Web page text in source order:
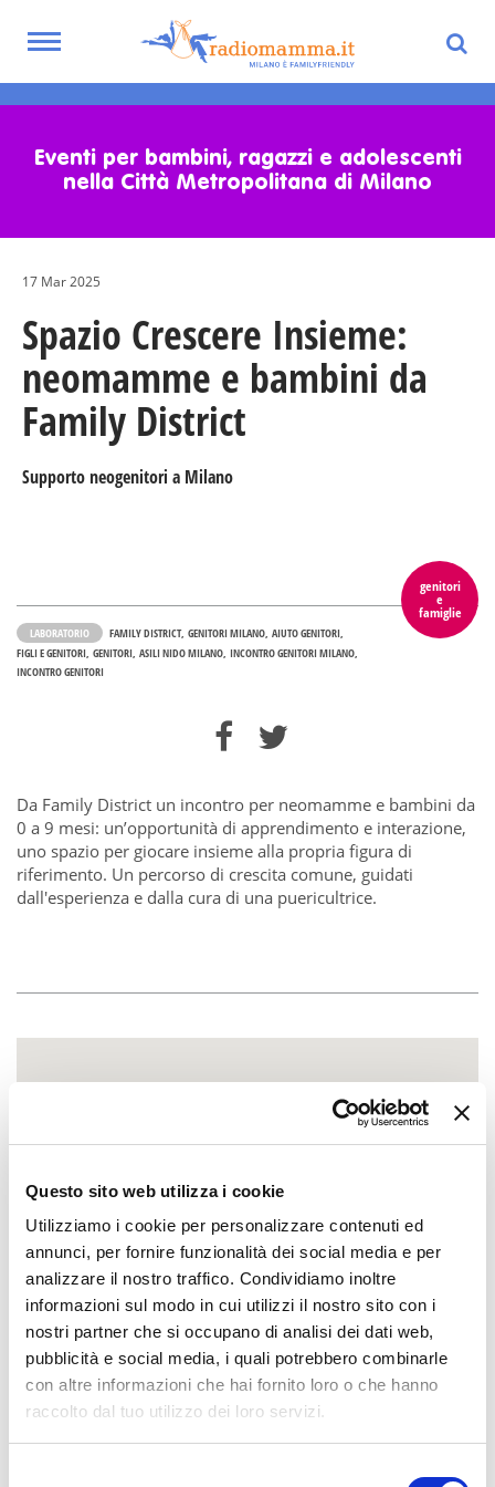
Questo sito web utilizza i cookie
Utilizziamo i cookie per personalizzare contenuti ed
annunci, per fornire funzionalità dei social media e per
analizzare il nostro traffico. Condividiamo inoltre
informazioni sul modo in cui utilizzi il nostro sito con i
nostri partner che si occupano di analisi dei dati web,
pubblicità e social media, i quali potrebbero combinarle
con altre informazioni che hai fornito loro o che hanno
raccolto dal tuo utilizzo dei loro servizi.
content
Toggle
Eventi per bambini, ragazzi e adolescenti
nella Città Metropolitana di Milano
17 Mar 2025
Spazio Crescere Insieme:
neomamme e bambini da
Family District
Supporto neogenitori a Milano
genitori
e
famiglie
LABORATORIO FAMILY DISTRICT GENITORI MILANO AIUTO GENITORI
FIGLI E GENITORI GENITORI ASILI NIDO MILANO INCONTRO GENITORI MILANO
INCONTRO GENITORI
Da Family District un incontro per neomamme e bambini da
0 a 9 mesi: un’opportunità di apprendimento e interazione,
uno spazio per giocare insieme alla propria figura di
riferimento. Un percorso di crescita comune, guidati
dall'esperienza e dalla cura di una puericultrice.